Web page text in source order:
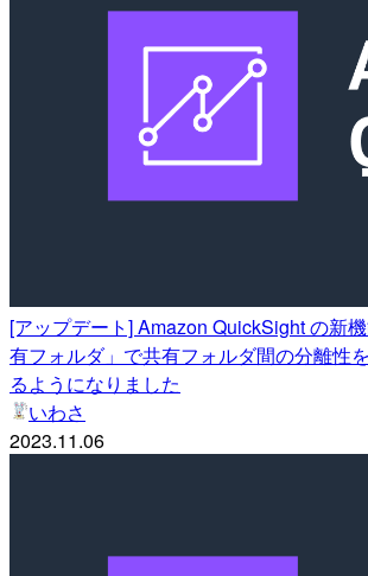
[アップデート] Amazon QuickSight の新
有フォルダ」で共有フォルダ間の分離性
るようになりました
いわさ
2023.11.06